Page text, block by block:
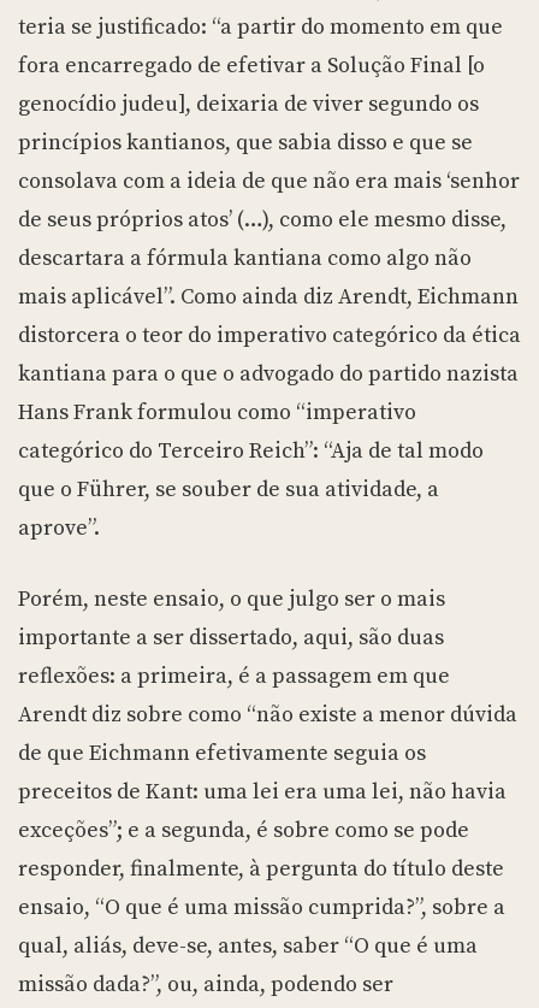
teria se justificado: “a partir do momento em que
fora encarregado de efetivar a Solução Final [o
genocídio judeu], deixaria de viver segundo os
princípios kantianos, que sabia disso e que se
consolava com a ideia de que não era mais ‘senhor
de seus próprios atos’ (…), como ele mesmo disse,
descartara a fórmula kantiana como algo não
mais aplicável”. Como ainda diz Arendt, Eichmann
distorcera o teor do imperativo categórico da ética
kantiana para o que o advogado do partido nazista
Hans Frank formulou como “imperativo
categórico do Terceiro Reich”: “Aja de tal modo
que o Führer, se souber de sua atividade, a
aprove”.
Porém, neste ensaio, o que julgo ser o mais
importante a ser dissertado, aqui, são duas
reflexões: a primeira, é a passagem em que
Arendt diz sobre como “não existe a menor dúvida
de que Eichmann efetivamente seguia os
preceitos de Kant: uma lei era uma lei, não havia
exceções”; e a segunda, é sobre como se pode
responder, finalmente, à pergunta do título deste
ensaio, “O que é uma missão cumprida?”, sobre a
qual, aliás, deve-se, antes, saber “O que é uma
missão dada?”, ou, ainda, podendo ser